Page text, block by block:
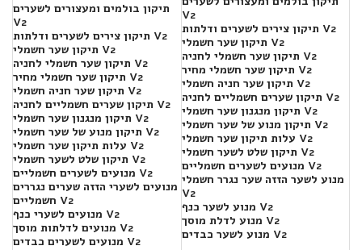
תיקון בולמים ומעצורים לשערים
V2
תיקון צירים לשערים ודלתות V2
תיקון שער חשמלי V2
תיקון שער חשמלי לחניה V2
תיקון שער חשמלי מחיר V2
תיקון שער חניה חשמלי V2
תיקון שערים חשמליים לחניה V2
תיקון מנגנון שער חשמלי V2
תיקון מנוע של שער חשמלי V2
עלות תיקון שער חשמלי V2
תיקון שלט לשער חשמלי V2
מנועים לשערים חשמליים V2
מנועים לשערי הזזה שערים נגררים
חשמליים V2
מנועים לשערי כנף V2
מנועים לדלתות מוסך V2
מנועים לשערים כבדים V2
V2
תיקון צירים לשערים ודלתות V2
תיקון שער חשמלי V2
תיקון שער חשמלי לחניה V2
תיקון שער חשמלי מחיר V2
תיקון שער חניה חשמלי V2
תיקון שערים חשמליים לחניה V2
תיקון מנגנון שער חשמלי V2
תיקון מנוע של שער חשמלי V2
עלות תיקון שער חשמלי V2
תיקון שלט לשער חשמלי V2
מנועים לשערים חשמליים V2
מנוע לשער הזזה שער נגרר חשמלי
V2
מנוע לשער כנף V2
מנוע לדלת מוסך V2
מנוע לשער כבדים V2